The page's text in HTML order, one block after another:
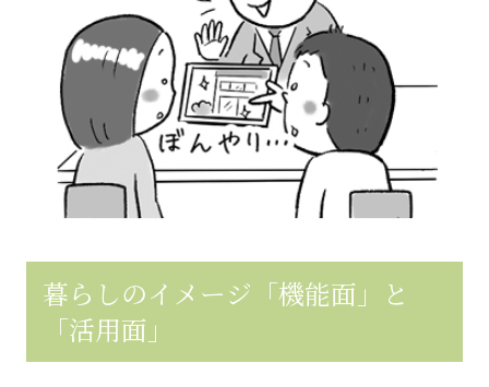
暮らしのイメージ「機能面」と
「活用面」